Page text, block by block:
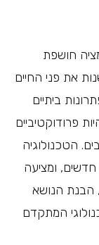
חושפת
את פני החיים
ביתיים
פרודוקטיביים
הטכנולוגיה
ומציעה
הבנת הנושא
המתקדם